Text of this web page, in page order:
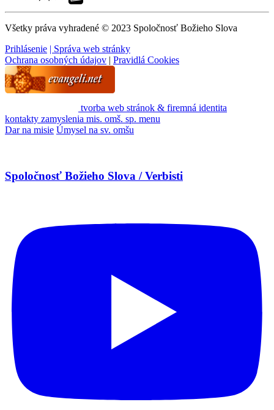
Všetky práva vyhradené © 2023 Spoločnosť Božieho Slova
Prihlásenie | Správa web stránky
Ochrana osobných údajov | Pravidlá Cookies
tvorba web stránok & firemná identita
kontakty zamyslenia mis. omš. sp. menu
Dar na misie Úmysel na sv. omšu
Spoločnosť Božieho Slova / Verbisti